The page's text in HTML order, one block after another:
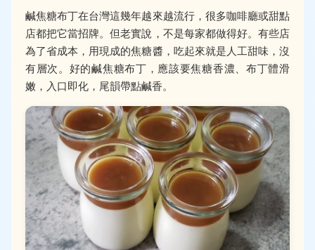
鹹焦糖布丁在台灣這幾年越來越流行，很多咖啡廳或甜點
店都把它當招牌。但老實說，不是每家都做得好。有些店
為了省成本，用現成的焦糖醬，吃起來就是人工甜味，沒
有層次。好的鹹焦糖布丁，應該要焦糖香濃、布丁體滑
嫩，入口即化，尾韻帶點鹹香。